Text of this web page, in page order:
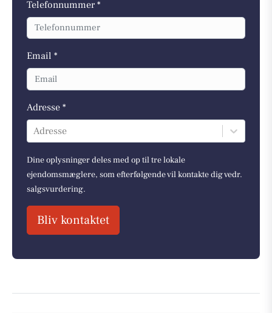
Telefonnummer *
Email *
Adresse *
Adresse
Dine oplysninger deles med op til tre lokale
ejendomsmæglere, som efterfølgende vil kontakte dig vedr.
salgsvurdering.
Bliv kontaktet